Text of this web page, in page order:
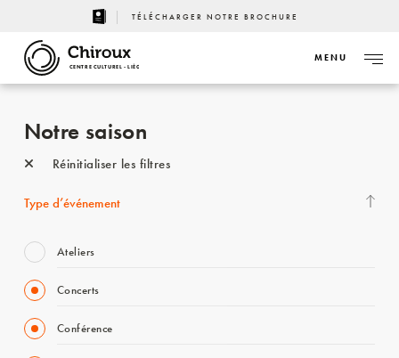
TÉLÉCHARGER NOTRE BROCHURE
CENTRE CULTUREL - LIÈGE
MENU
Notre saison
Réinitialiser les filtres
Type d’événement
Ateliers
Concerts
Conférence